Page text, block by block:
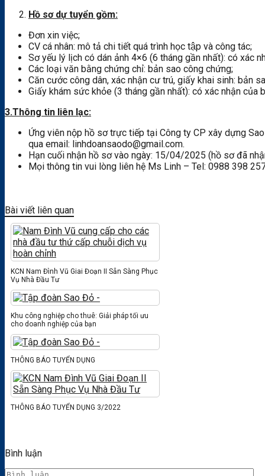
Hồ sơ dự tuyển gồm:
Đơn xin việc;
CV cá nhân: mô tả chi tiết quá trình học tập và công tác;
Sơ yếu lý lịch có dán ảnh 4×6 (6 tháng gần nhất): có xác
Các loại văn bằng chứng chỉ: bản sao công chứng;
Căn cước công dân, xác nhận cư trú, giấy khai sinh: bản
Giấy khám sức khỏe (3 tháng gần nhất): có xác nhận của
3.Thông tin liên lạc:
Ứng viên nộp hồ sơ trực tiếp tại Công ty CP xây dựng
qua email: linhdoansaodo@gmail.com.
Hạn cuối nhận hồ sơ vào ngày: 15/04/2025 (hồ sơ đã
Mọi thông tin vui lòng liên hệ Ms Linh – Tel: 0988 398
Bài viết liên quan
KCN Nam Đình Vũ Giai Đoạn II Sẵn Sàng Phục
Vụ Nhà Đầu Tư
Khu công nghiệp cho thuê: Giải pháp tối ưu
cho doanh nghiệp của bạn
THÔNG BÁO TUYỂN DỤNG
THÔNG BÁO TUYỂN DỤNG 3/2022
Bình luận